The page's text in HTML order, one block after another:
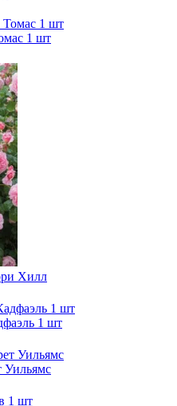
1 шт
Хилл
1 шт
Уильямс